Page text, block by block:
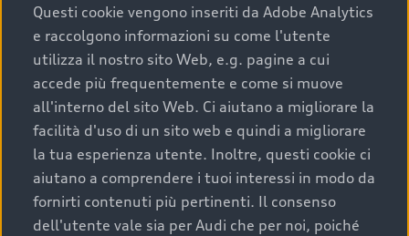
chilometraggio: un valore contenuto corrisponde a
uno stato migliore del veicolo e a una maggiore
durata nel tempo;
cronologia dei tagliandi: una documentazione
completa della vettura certifica una manutenzione
costante e accurata;
condizioni della carrozzeria e degli interni: una
buona conservazione evidenzia cura e attenzione del
precedente proprietario;
Questi cookie vengono inseriti da Adobe Analytics
e raccolgono informazioni su come l'utente
utilizza il nostro sito Web, e.g. pagine a cui
accede più frequentemente e come si muove
all'interno del sito Web. Ci aiutano a migliorare la
facilità d'uso di un sito web e quindi a migliorare
la tua esperienza utente. Inoltre, questi cookie ci
aiutano a comprendere i tuoi interessi in modo da
fornirti contenuti più pertinenti. Il consenso
dell'utente vale sia per Audi che per noi, poiché